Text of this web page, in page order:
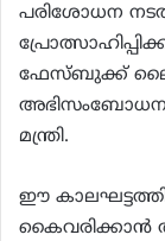
പരിശോധന
ഫേസ്ബുക്ക്
അഭിസംബോധന
മന്ത്രി.
ഈ
കൈവരിക്കാന്‍